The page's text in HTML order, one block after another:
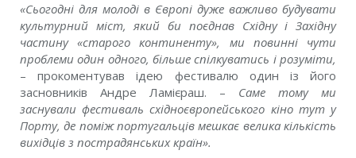
«Сьогодні для молоді в Європі дуже важливо будувати
культурний міст, який би поєднав Східну і Західну
частину «старого континенту», ми повинні чути
проблеми один одного, більше спілкуватись і розуміти,
– прокоментував ідею фестивалю один із його
засновників Андре Ламієраш. – Саме тому ми
заснували фестиваль східноєвропейського кіно тут у
Порту, де поміж португальців мешкає велика кількість
вихідців з пострадянських країн».